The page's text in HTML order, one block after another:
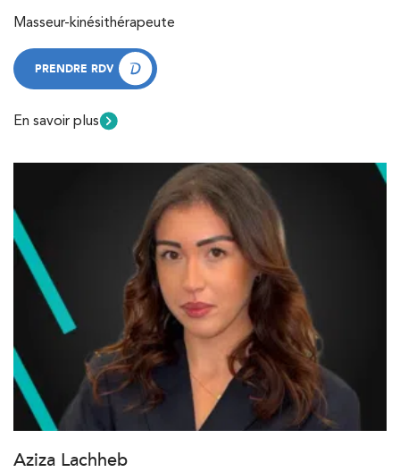
Masseur-kinésithérapeute
PRENDRE RDV
En savoir plus
Aziza Lachheb